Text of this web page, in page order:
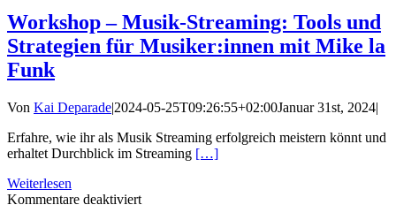
freelancer
Workshop – Musik-Streaming: Tools und
Strategien für Musiker:innen mit Mike la
Funk
Von Kai Deparade|2024-05-25T09:26:55+02:00Januar 31st, 2024|
Erfahre, wie ihr als Musik Streaming erfolgreich meistern könnt und
erhaltet Durchblick im Streaming […]
Weiterlesen
Kommentare deaktiviertfür